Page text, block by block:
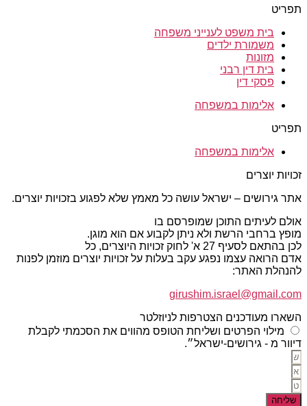
תפריט
בית משפט לענייני משפחה
משמורת ילדים
מזונות
בית דין רבני
פסקי דין
אלימות במשפחה
תפריט
אלימות במשפחה
זכויות יוצרים
אתר גירושים – ישראל עושה כל מאמץ שלא לפגוע בזכויות יוצרים.
אולם לעיתים התוכן שמופרסם בו
מופץ ברחבי הרשת ולא ניתן לקבוע אם הוא מוגן.
לכן בהתאם לסעיף 27 א' לחוק זכויות היוצרים, כל
אדם הרואה עצמו נפגע עקב בעלות על זכויות יוצרים מוזמן לפנות
להנהלת האתר:
girushim.israel@gmail.com
השארו מעודכנים הצטרפות לניוזלטר
מילוי הפרטים ושליחת הטופס מהווים את הסכמתי לקבלת
דיוור מ - גירושים-ישראל״.
שליחה